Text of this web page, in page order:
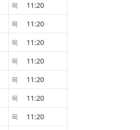
목
11:20
목
11:20
목
11:20
목
11:20
목
11:20
목
11:20
목
11:20